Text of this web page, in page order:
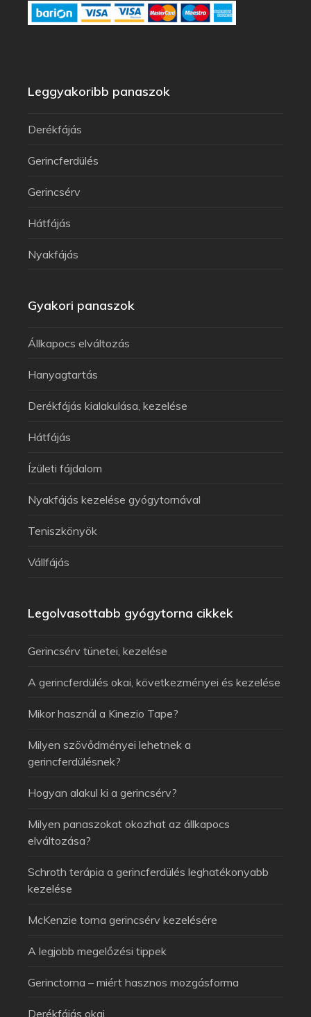
Leggyakoribb panaszok
Derékfájás
Gerincferdülés
Gerincsérv
Hátfájás
Nyakfájás
Gyakori panaszok
Állkapocs elváltozás
Hanyagtartás
Derékfájás kialakulása, kezelése
Hátfájás
Ízületi fájdalom
Nyakfájás kezelése gyógytornával
Teniszkönyök
Vállfájás
Legolvasottabb gyógytorna cikkek
Gerincsérv tünetei, kezelése
A gerincferdülés okai, következményei és kezelése
Mikor használ a Kinezio Tape?
Milyen szövődményei lehetnek a
gerincferdülésnek?
Hogyan alakul ki a gerincsérv?
Milyen panaszokat okozhat az állkapocs
elváltozása?
Schroth terápia a gerincferdülés leghatékonyabb
kezelése
McKenzie torna gerincsérv kezelésére
A legjobb megelőzési tippek
Gerinctorna – miért hasznos mozgásforma
Derékfájás okai